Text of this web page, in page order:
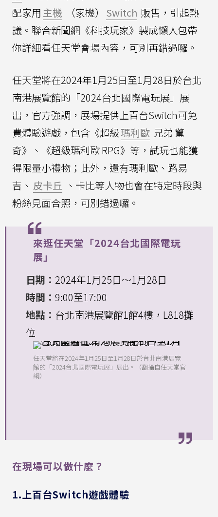
配家用 主機 （家機） Switch 販售，引起熱
議。聯合新聞網《科技玩家》製成懶人包帶
你詳細看任天堂會場內容，可別再錯過囉。
任天堂將在2024年1月25日至1月28日於台北
南港展覽館的「2024台北國際電玩展」展
出，官方強調，展場提供上百台Switch可免
費體驗遊戲，包含《超級瑪利歐 兄弟 驚
奇》、《超級瑪利歐 RPG》等，試玩也能獲
得限量小禮物；此外，還有瑪利歐、路易
吉、 皮卡丘 、卡比等人物也會在特定時段與
粉絲見面合照，可別錯過囉。
來逛任天堂「2024台北國際電玩
展」
日期： 2024年1月25日～1月28日
時間： 9:00至17:00
地點： 台北南港展覽館1館4樓，L818攤
位
任天堂將在2024年1月25日至1月28日於台北南港展覽
館的「2024台北國際電玩展」展出。（翻攝自任天堂官
網）
在現場可以做什麼？
1.上百台Switch遊戲體驗